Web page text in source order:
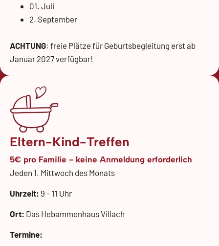
01. Juli
2. September
ACHTUNG: freie Plätze für Geburtsbegleitung erst ab
Januar 2027 verfügbar!
Eltern-Kind-Treffen
5€ pro Familie - keine Anmeldung erforderlich
Jeden 1. Mittwoch des Monats
Uhrzeit: 9 – 11 Uhr
Ort: Das Hebammenhaus Villach
Termine: